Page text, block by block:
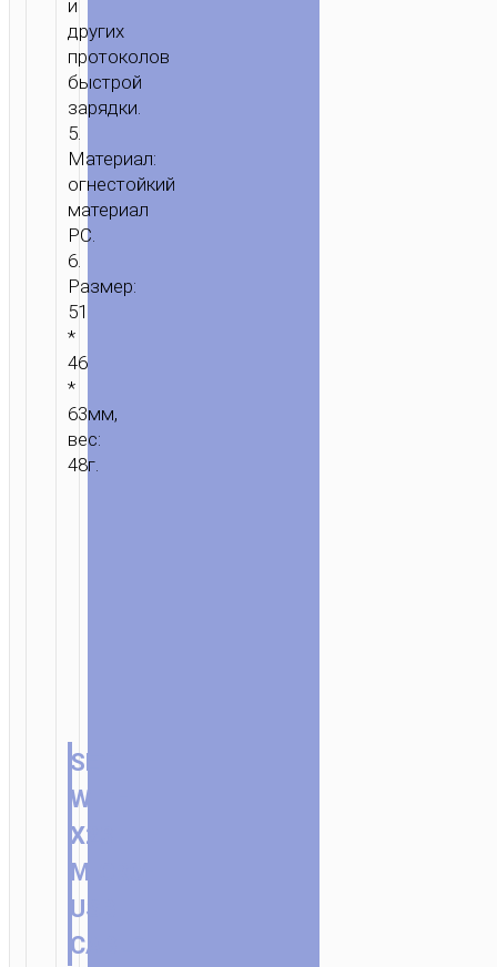
ПОРТОМ
КАБЕЛЕМ
и
других
протоколов
быстрой
зарядки.
5.
Материал:
огнестойкий
материал
PC.
6.
Размер:
51
*
46
*
63мм,
вес:
48г.
SET
WITH
X23
MICRO-
USB
CABLE